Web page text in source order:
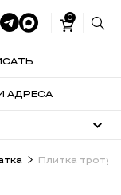
0
АДРЕСА
Плитка